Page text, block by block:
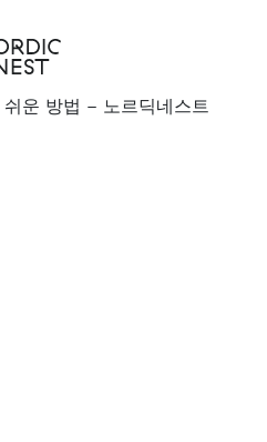
운 방법 - 노르딕네스트